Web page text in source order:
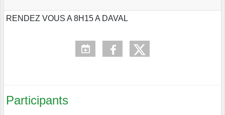
RENDEZ VOUS A 8H15 A DAVAL
Participants